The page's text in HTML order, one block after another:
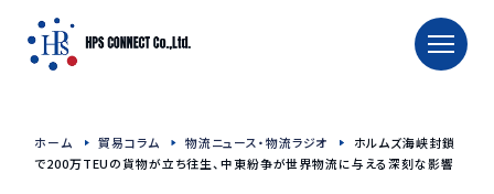
ホーム
ホーム 貿易コラム 物流ニュース・物流ラジオ
ホルムズ海峡封鎖
で200万TEUの貨物が立ち往生、中東紛争が世界物流に与える深刻な影響